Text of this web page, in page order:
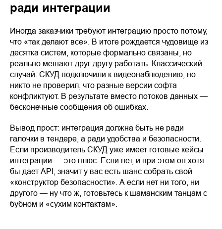
ради интеграции
Иногда заказчики требуют интеграцию просто потому,
что «так делают все». В итоге рождается чудовище из
десятка систем, которые формально связаны, но
реально мешают друг другу работать. Классический
случай: СКУД подключили к видеонаблюдению, но
никто не проверил, что разные версии софта
конфликтуют. В результате вместо потоков данных —
бесконечные сообщения об ошибках.
Вывод прост: интеграция должна быть не ради
галочки в тендере, а ради удобства и безопасности.
Если производитель СКУД уже имеет готовые кейсы
интеграции — это плюс. Если нет, и при этом он хотя
бы дает API, значит у вас есть шанс собрать свой
«конструктор безопасности». А если нет ни того, ни
другого — ну что ж, готовьтесь к шаманским танцам с
бубном и «сухим контактам».